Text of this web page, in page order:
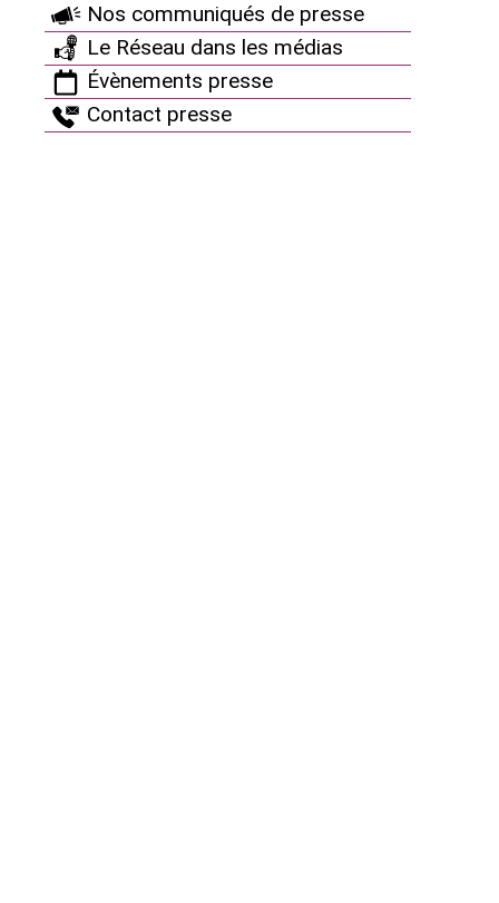
Nos communiqués de presse
Le Réseau dans les médias
Évènements presse
Contact presse
Ça peut aussi vous
intéresser